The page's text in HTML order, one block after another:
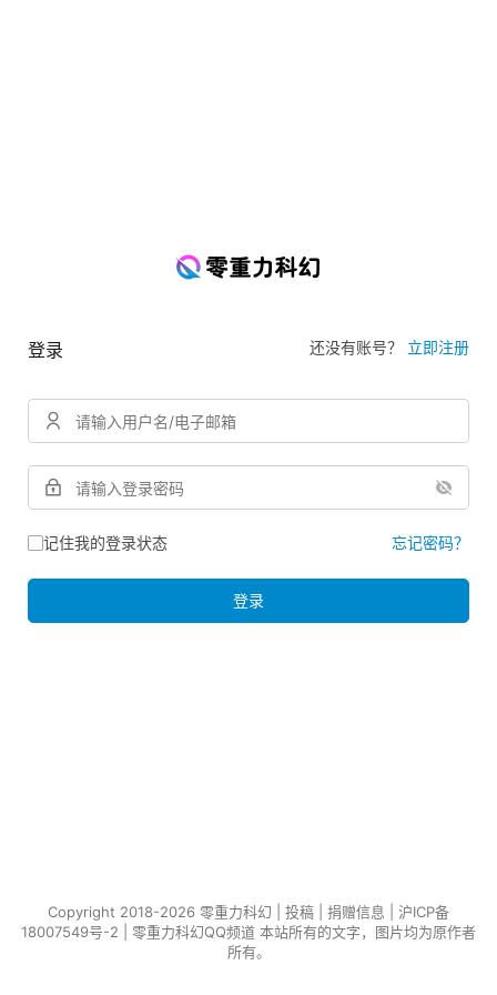
登录 还没有账号？ 立即注册
记住我的登录状态 忘记密码？
登录
Copyright 2018-2026 零重力科幻 | 投稿 捐赠信息
沪ICP备
18007549号-2
零重力科幻QQ频道 本站所有的文字，图片均为原作者
所有。